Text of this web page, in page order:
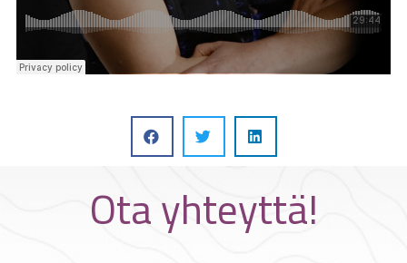
Ota yhteyttä!